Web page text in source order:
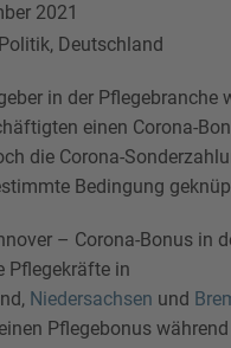
2021
, Deutschland
in der Pflegebranche
einen Corona-
die Corona-
Bedingung
– Corona-Bonus in
Pflegekräfte in
Niedersachsen und
Pflegebonus